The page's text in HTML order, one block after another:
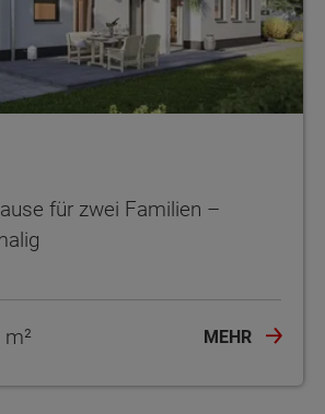
für zwei Familien –
MEHR